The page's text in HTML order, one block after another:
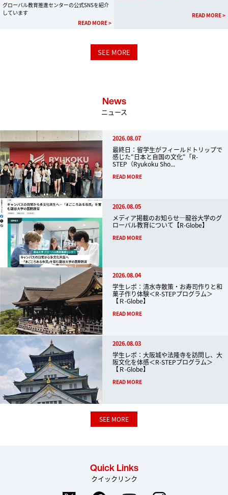
グローバル教育推進センターの公式SNSを紹介
しています
READ MORE >
READ MORE >
SEE MORE
News
ニュース
2026.08.07
最終日：留学生がフィールドトリップで
感じた“日本と自国の文化“「R-
STEP（Ryukoku Sho...
READ MORE
2026.08.05
メディア掲載のお知らせ―龍谷大学のグ
ローバル教育について【R-Globe】
READ MORE
2026.08.04
学生レポ：清水寺散策・お寿司作りと和
菓子作り体験＜R-STEPプログラム＞
【Ｒ-Globe】
READ MORE
2026.08.03
学生レポ：大阪城や法隆寺を訪問し、大
阪文化を体感＜R-STEPプログラム＞
【Ｒ-Globe】
READ MORE
SEE MORE
Quick Links
クイックリンク